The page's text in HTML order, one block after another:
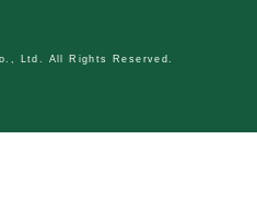
Ltd. All Rights Reserved.